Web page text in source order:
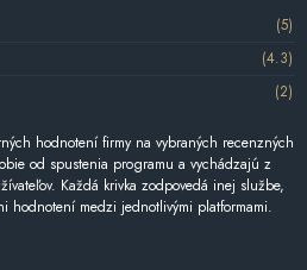
(5)
(4.3)
(2)
hodnotení firmy na vybraných recenzných
od spustenia programu a vychádzajú z
Každá krivka zodpovedá inej službe,
hodnotení medzi jednotlivými platformami.